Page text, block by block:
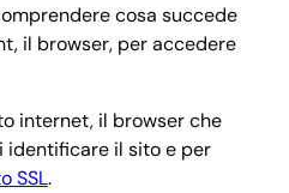
cosa succede
il browser, per accedere
internet, il browser che
identificare il sito e per
SSL.